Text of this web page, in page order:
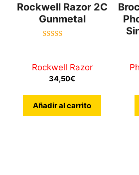
Rockwell Razor 2C
Gunmetal
Rockwell Razor
34,50€
Añadir al carrito